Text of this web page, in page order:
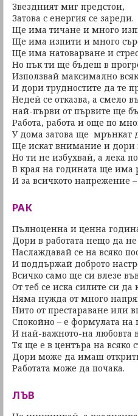
Звездният миг предстои,
Затова с енергия се зареди.
Ще има тичане и много
Ще има изпити и много
Ще има натоварване и
Но пък ти ще бъдеш в
Използвай максимално
И дори трудностите да те
Недей се отказва, а смело
най-първи от първите ще
Работа, работа и още по
У дома затова ще мрънкат
Ще искат внимание и дори
Но ти не избухвай, а лека по
В края на годината ще има
И за всичкото напрежение
РАК
Пълноценна и ценна
Дори в работата нещо да не
Наслаждавай се на всяко
И поддържай доброто
Всичко само ще си влезе
От теб се иска силите си да
Няма нужда от много
Нито от престараване или
Спокойно – е формулата
И най-важното-на любовта
Тя ще е в центъра на всяко
Дори може да имаш
Работата може да почака.
ЛЪВ